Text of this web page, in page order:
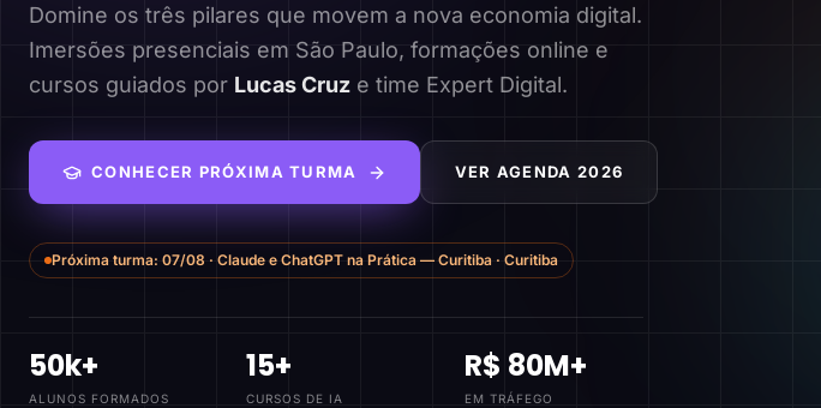
Domine os três pilares que movem a nova economia digital.
Imersões presenciais em São Paulo, formações online e
cursos guiados por Lucas Cruz e time Expert Digital.
CONHECER PRÓXIMA TURMA VER AGENDA 2026
Próxima turma: 07/08 · Claude e ChatGPT na Prática — Curitiba · Curitiba
50k+
ALUNOS FORMADOS
15+
CURSOS DE IA
R$ 80M+
EM TRÁFEGO